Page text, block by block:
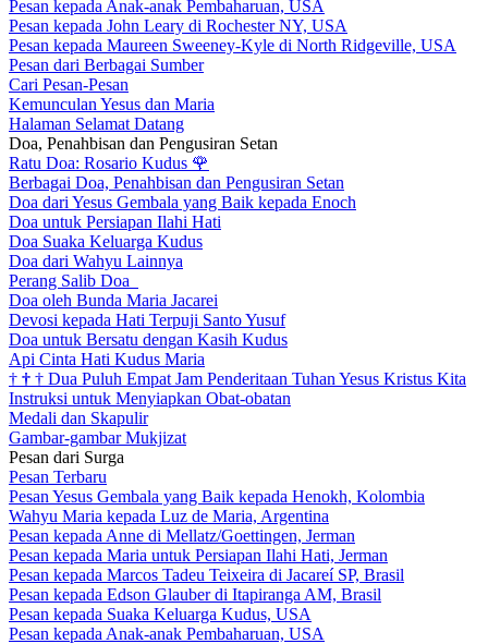
Pesan kepada Anak-anak Pembaharuan, USA
Pesan kepada John Leary di Rochester NY, USA
Pesan kepada Maureen Sweeney-Kyle di North Ridgeville, USA
Pesan dari Berbagai Sumber
Cari Pesan-Pesan
Kemunculan Yesus dan Maria
Halaman Selamat Datang
Doa, Penahbisan dan Pengusiran Setan
Ratu Doa: Rosario Kudus 🌹
Berbagai Doa, Penahbisan dan Pengusiran Setan
Doa dari Yesus Gembala yang Baik kepada Enoch
Doa untuk Persiapan Ilahi Hati
Doa Suaka Keluarga Kudus
Doa dari Wahyu Lainnya
Perang Salib Doa
Doa oleh Bunda Maria Jacarei
Devosi kepada Hati Terpuji Santo Yusuf
Doa untuk Bersatu dengan Kasih Kudus
Api Cinta Hati Kudus Maria
† † † Dua Puluh Empat Jam Penderitaan Tuhan Yesus Kristus Kita
Instruksi untuk Menyiapkan Obat-obatan
Medali dan Skapulir
Gambar-gambar Mukjizat
Pesan dari Surga
Pesan Terbaru
Pesan Yesus Gembala yang Baik kepada Henokh, Kolombia
Wahyu Maria kepada Luz de Maria, Argentina
Pesan kepada Anne di Mellatz/Goettingen, Jerman
Pesan kepada Maria untuk Persiapan Ilahi Hati, Jerman
Pesan kepada Marcos Tadeu Teixeira di Jacareí SP, Brasil
Pesan kepada Edson Glauber di Itapiranga AM, Brasil
Pesan kepada Suaka Keluarga Kudus, USA
Pesan kepada Anak-anak Pembaharuan, USA